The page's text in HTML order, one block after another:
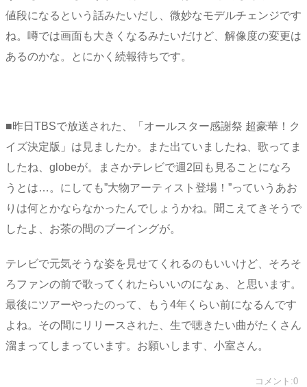
値段になるという話みたいだし、微妙なモデルチェンジです
ね。噂では画面も大きくなるみたいだけど、解像度の変更は
あるのかな。とにかく続報待ちです。
■昨日TBSで放送された、「オールスター感謝祭 超豪華！ク
イズ決定版」は見ましたか。また出ていましたね、歌ってま
したね、globeが。まさかテレビで週2回も見ることになろ
うとは…。にしても”大物アーティスト登場！”っていうあお
りは何とかならなかったんでしょうかね。聞こえてきそうで
したよ、お茶の間のブーイングが。
テレビで元気そうな姿を見せてくれるのもいいけど、そろそ
ろファンの前で歌ってくれたらいいのになぁ、と思います。
最後にツアーやったのって、もう4年くらい前になるんです
よね。その間にリリースされた、生で聴きたい曲がたくさん
溜まってしまっています。お願いします、小室さん。
コメント:0